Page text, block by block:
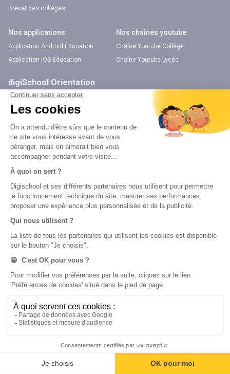
Brevet des collèges
Nos applications
Application Android Éducation
Application iOS Éducation
Nos chaînes youtube
Chaîne Youtube Collège
Chaîne Youtube Lycée
digiSchool Orientation
Formations
Métiers
Écoles
Nos applications
Application Android Pitangoo
Application iOS Pitangoo
Chaîne Youtube Orientation
digiSchool Code
Code auto
Réserver une session
Code gratuit
Code moto
Code gratuit
Code bateau
Examens blancs
Application Android Code de la route
Notre chaîne Youtube
Chaîne Youtube Code de la route